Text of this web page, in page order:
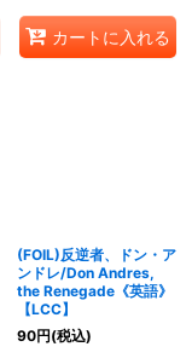
カートに入れる
(FOIL)反逆者、ドン・ア
ンドレ/Don Andres,
the Renegade《英語》
【LCC】
90円(税込)